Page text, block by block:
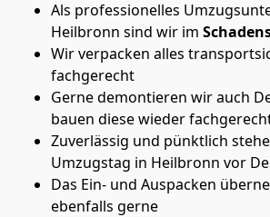
Als professionelles
Heilbronn sind wir im
Wir verpacken alles
fachgerecht
Gerne demontieren wir auch
bauen diese wieder
Zuverlässig und pünktlich
Umzugstag in Heilbronn vor
Das Ein- und Auspacken
ebenfalls gerne